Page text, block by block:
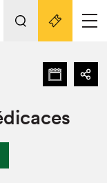
activités